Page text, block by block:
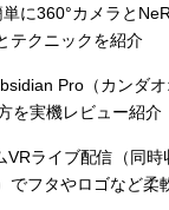
に360°カメラと
テクニックを紹介
Pro（カンダ
を実機レビュー紹介
VRライブ配信（同時
でフタやロゴなど柔